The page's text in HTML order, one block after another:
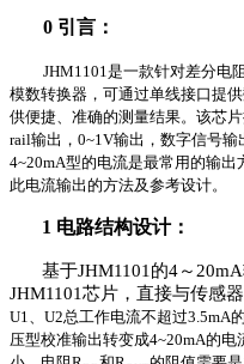
0 引言：
JHM1101 是一款针对差分电
模数转换器，可通过单线接口提
供便捷、准确的测量结果。该芯
rail输出， 0~1V输出，数字信号输
4~20mA型的电流是最常用的输出
此电流输出的方法及参考设计。
1 电路结构设计：
基于JHM1101 的4～ 20mA
JHM1101芯片，直接与传感
U1
U2总工作电流不超过3.5mA
压型校准输出转变成4~20mA的电